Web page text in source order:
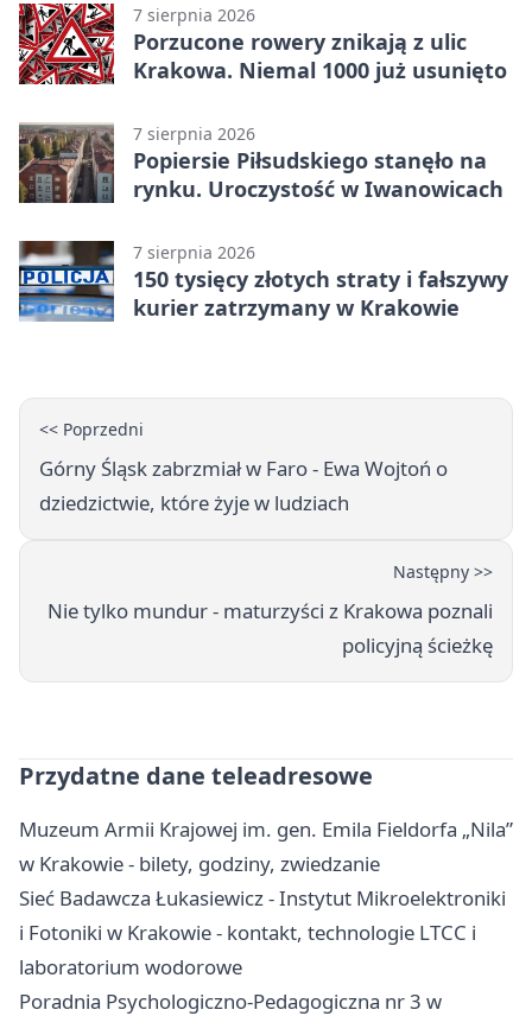
7 sierpnia 2026
Porzucone rowery znikają z ulic
Krakowa. Niemal 1000 już usunięto
7 sierpnia 2026
Popiersie Piłsudskiego stanęło na
rynku. Uroczystość w Iwanowicach
7 sierpnia 2026
150 tysięcy złotych straty i fałszywy
kurier zatrzymany w Krakowie
<< Poprzedni
Górny Śląsk zabrzmiał w Faro - Ewa Wojtoń o
dziedzictwie, które żyje w ludziach
Następny >>
Nie tylko mundur - maturzyści z Krakowa poznali
policyjną ścieżkę
Przydatne dane teleadresowe
Muzeum Armii Krajowej im. gen. Emila Fieldorfa „Nila”
w Krakowie - bilety, godziny, zwiedzanie
Sieć Badawcza Łukasiewicz - Instytut Mikroelektroniki
i Fotoniki w Krakowie - kontakt, technologie LTCC i
laboratorium wodorowe
Poradnia Psychologiczno-Pedagogiczna nr 3 w